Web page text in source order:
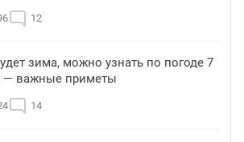
12
зима, можно узнать по погоде 7
— важные приметы
14